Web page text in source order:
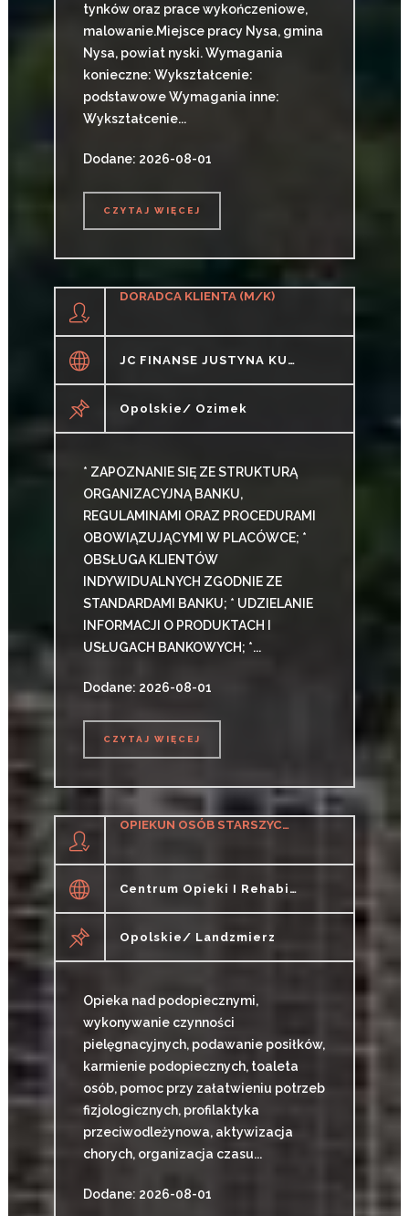
tynków oraz prace wykończeniowe,
malowanie.Miejsce pracy Nysa, gmina
Nysa, powiat nyski. Wymagania
konieczne: Wykształcenie:
podstawowe Wymagania inne:
Wykształcenie...
Dodane: 2026-08-01
CZYTAJ WIĘCEJ
DORADCA KLIENTA (M/K)
JC FINANSE JUSTYNA KUSIK
Opolskie/ Ozimek
* ZAPOZNANIE SIĘ ZE STRUKTURĄ
ORGANIZACYJNĄ BANKU,
REGULAMINAMI ORAZ PROCEDURAMI
OBOWIĄZUJĄCYMI W PLACÓWCE; *
OBSŁUGA KLIENTÓW
INDYWIDUALNYCH ZGODNIE ZE
STANDARDAMI BANKU; * UDZIELANIE
INFORMACJI O PRODUKTACH I
USŁUGACH BANKOWYCH; *...
Dodane: 2026-08-01
CZYTAJ WIĘCEJ
OPIEKUN OSÓB STARSZYCH (M/K)
Centrum Opieki I Rehabilitacji OSTOJA Gizela Łeśko
Opolskie/ Landzmierz
Opieka nad podopiecznymi,
wykonywanie czynności
pielęgnacyjnych, podawanie posiłków,
karmienie podopiecznych, toaleta
osób, pomoc przy załatwieniu potrzeb
fizjologicznych, profilaktyka
przeciwodleżynowa, aktywizacja
chorych, organizacja czasu...
Dodane: 2026-08-01